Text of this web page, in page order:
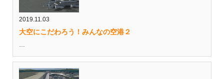
2019.11.03
大空にこだわろう！みんなの空港２